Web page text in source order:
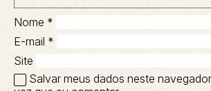
Nome *
E-mail *
Site
Salvar meus dados neste